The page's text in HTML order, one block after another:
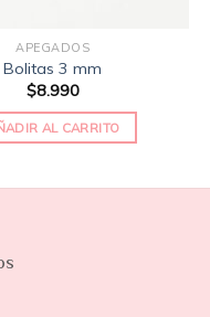
APEGADOS
Bolitas 3 mm
$8.990
AL CARRITO